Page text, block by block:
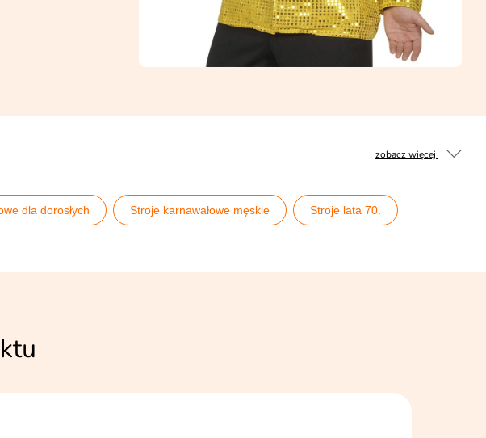
zobacz więcej
dla dorosłych Stroje karnawałowe męskie Stroje lata 70.